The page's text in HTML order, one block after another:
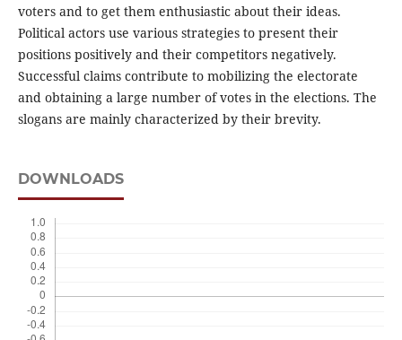
voters and to get them enthusiastic about their ideas.
Political actors use various strategies to present their
positions positively and their competitors negatively.
Successful claims contribute to mobilizing the electorate
and obtaining a large number of votes in the elections. The
slogans are mainly characterized by their brevity.
DOWNLOADS